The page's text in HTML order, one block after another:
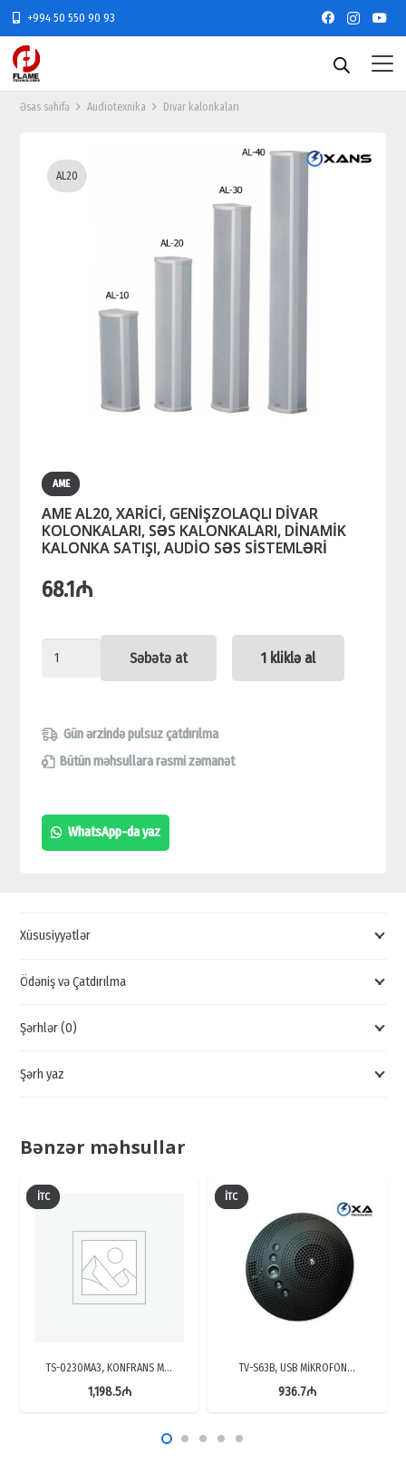
+994 50 550 90 93
Əsas səhifə Audiotexnika Divar kalonkaları
AL20
AME
AME AL20, XARİCİ, GENİŞZOLAQLI DİVAR
KOLONKALARI, SƏS KALONKALARI, DİNAMİK
KALONKA SATIŞI, AUDİO SƏS SİSTEMLƏRİ
68.1 ₼
AME
GENİŞZOLAQLI
DİVAR
SƏS
KALONKALARI,
SƏS
quantity
Səbətə at 1 kliklə al
Gün ərzində pulsuz çatdırılma
Bütün məhsullara rəsmi zəmanət
WhatsApp-da yaz
Xüsusiyyətlər
Ödəniş və Çatdırılma
Şərhlər (0)
Şərh yaz
Bənzər məhsullar
İTC
TS-0230MA3, KONFRANS M…
1,198.5₼
İTC
TV-S63B, USB MİKROFON…
936.7₼